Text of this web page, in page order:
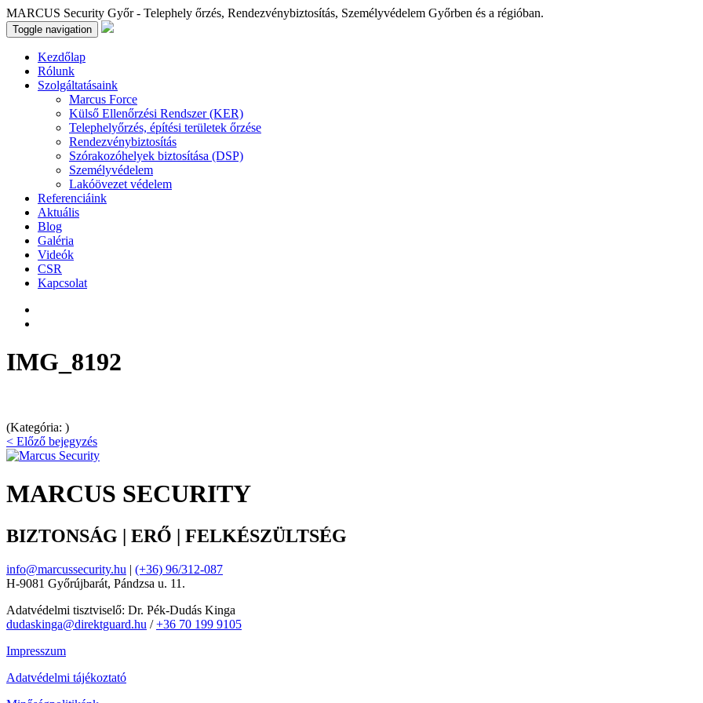
MARCUS Security Győr - Telephely őrzés, Rendezvénybiztosítás, Személyvédelem Győrben és a régióban.
Toggle navigation
Kezdőlap
Rólunk
Szolgáltatásaink
Marcus Force
Külső Ellenőrzési Rendszer (KER)
Telephelyőrzés, építési területek őrzése
Rendezvénybiztosítás
Szórakozóhelyek biztosítása (DSP)
Személyvédelem
Lakóövezet védelem
Referenciáink
Aktuális
Blog
Galéria
Videók
CSR
Kapcsolat
IMG_8192
(Kategória: )
< Előző bejegyzés
MARCUS SECURITY
BIZTONSÁG | ERŐ | FELKÉSZÜLTSÉG
info@marcussecurity.hu | (+36) 96/312-087
H-9081 Győrújbarát, Pándzsa u. 11.
Adatvédelmi tisztviselő: Dr. Pék-Dudás Kinga
dudaskinga@direktguard.hu /+36 70 199 9105
Impresszum
Adatvédelmi tájékoztató